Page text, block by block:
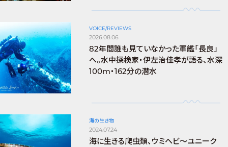
VOICE/REVIEWS
2026.08.06
82年間誰も見ていなかった軍艦「長良」
へ。水中探検家・伊左治佳孝が語る、水深
100m・162分の潜水
海の生き物
2024.07.24
海に生きる爬虫類、ウミヘビ～ユニーク